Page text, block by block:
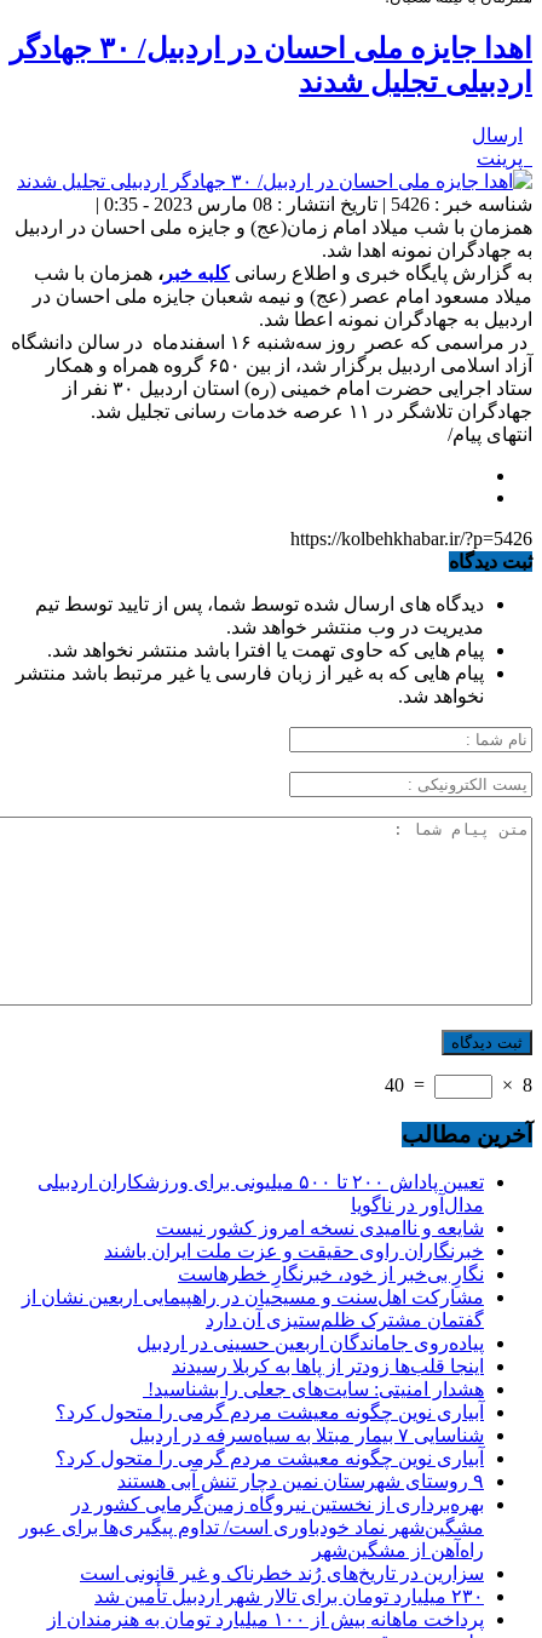
اهدا جایزه ملی احسان در اردبیل/ ۳۰ جهادگر
اردبیلی تجلیل شدند
ارسال
پرینت
شناسه خبر : 5426 | تاریخ انتشار : 08 مارس 2023 - 0:35 |
همزمان با شب میلاد امام زمان(عج) و جایزه ملی احسان در اردبیل
به جهادگران نمونه اهدا شد.
به گزارش پایگاه خبری و اطلاع رسانیکلبه خبر ، همزمان با شب
میلاد مسعود امام عصر (عج) و نیمه شعبان جایزه ملی احسان در
اردبیل به جهادگران نمونه اعطا شد.
در مراسمی که عصر روز سه‌شنبه ۱۶ اسفندماه در سالن دانشگاه
آزاد اسلامی اردبیل برگزار شد، از بین ۶۵۰ گروه همراه و همکار
ستاد اجرایی حضرت امام خمینی (ره) استان اردبیل ۳۰ نفر از
جهادگران تلاشگر در ۱۱ عرصه خدمات رسانی تجلیل شد.
انتهای پیام/
https://kolbehkhabar.ir/?p=5426
ثبت دیدگاه
دیدگاه های ارسال شده توسط شما، پس از تایید توسط تیم
مدیریت در وب منتشر خواهد شد.
پیام هایی که حاوی تهمت یا افترا باشد منتشر نخواهد شد.
پیام هایی که به غیر از زبان فارسی یا غیر مرتبط باشد منتشر
نخواهد شد.
8
×
=
40
آخرین مطالب
تعیین پاداش ۲۰۰ تا ۵۰۰ میلیونی برای ورزشکاران اردبیلی
مدال‌آور در ناگویا
شایعه و ناامیدی نسخه امروز کشور نیست
خبرنگاران راوی حقیقت و عزت ملت ایران باشند
نگارِ بی‌خبر از خود، خبرنگارِ خطرهاست
مشارکت اهل‌سنت و مسیحیان در راهپیمایی اربعین نشان از
گفتمان مشترک ظلم‌ستیزی آن دارد
پیاده‌روی جاماندگان اربعین حسینی در اردبیل
اینجا قلب‌ها زودتر از پاها به کربلا رسیدند
هشدار امنیتی: سایت‌های جعلی را بشناسید!
آبیاری نوین چگونه معیشت مردم گرمی را متحول کرد؟
شناسایی ۷ بیمار مبتلا به سیاه‌سرفه در اردبیل
آبیاری نوین چگونه معیشت مردم گرمی را متحول کرد؟
۹ روستای شهرستان نمین دچار تنش آبی هستند
بهره‌برداری از نخستین نیروگاه زمین‌گرمایی کشور در
مشگین‌شهر نماد خودباوری است/ تداوم پیگیری‌ها برای عبور
راه‌آهن از مشگین‌شهر
سزارین در تاریخ‌های رُند خطرناک و غیر قانونی است
۲۳۰ میلیارد تومان برای تالار شهر اردبیل تأمین شد
پرداخت ماهانه بیش از ۱۰۰ میلیارد تومان به هنرمندان از